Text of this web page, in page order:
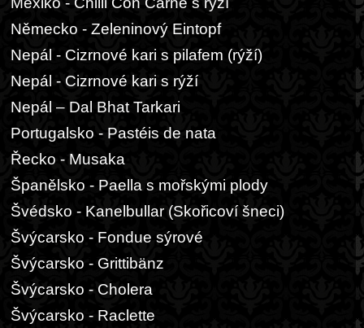
Německo - Zeleninový Eintopf
Nepál - Cizrnové kari s pilafem (rýží)
Nepál - Cizrnové kari s rýží
Nepál – Dal Bhat Tarkari
Portugalsko - Pastéis de nata
Řecko - Musaka
Španělsko - Paella s mořskými plody
Švédsko - Kanelbullar (Skořicoví šneci)
Švýcarsko - Fondue sýrové
Švýcarsko - Grittibänz
Švýcarsko - Cholera
Švýcarsko - Raclette